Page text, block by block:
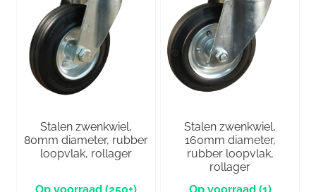
Stalen zwenkwiel,
80mm diameter, rubber
loopvlak, rollager
Stalen zwenkwiel,
160mm diameter,
rubber loopvlak,
rollager